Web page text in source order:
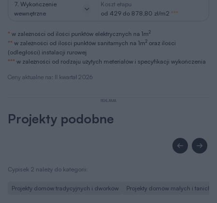
Ceny aktualne na: II kwartał 2026
7. Wykończenie
wewnętrzne
Koszt etapu
od 429 do 878,80 zł/m2 ***
* w zależności od ilości punktów elektrycznych na 1m2
** w zależności od ilości punktów sanitarnych na 1m2 oraz ilości
(odległości) instalacji rurowej
*** w zależności od rodzaju użytych meteriałów i specyfikacji wykończenia
REKLAMA
Projekty podobne
Cypisek 2 należy do kategorii:
Projekty domów tradycyjnych i dworków Projekty domów małych i tanich